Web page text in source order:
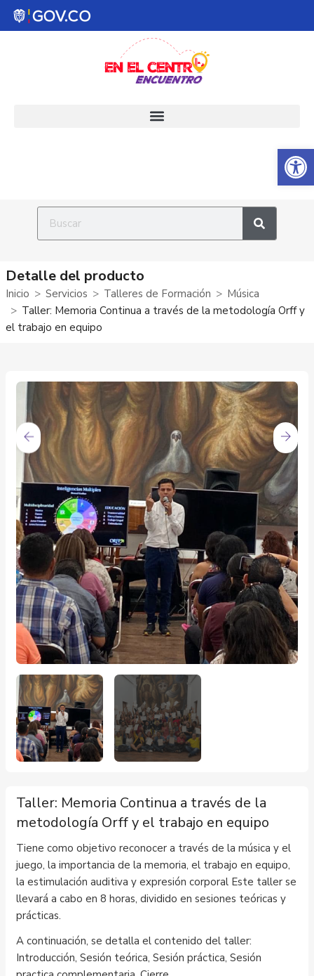
Abrir
Detalle del producto
Inicio Servicios Talleres de Formación
Música
Taller: Memoria Continua a través de la metodología Orff y
el trabajo en equipo
Taller: Memoria Continua a través de la
metodología Orff y el trabajo en equipo
Tiene como objetivo reconocer a través de la música y el
juego, la importancia de la memoria, el trabajo en equipo,
la estimulación auditiva y expresión corporal Este taller se
llevará a cabo en 8 horas, dividido en sesiones teóricas y
prácticas.
A continuación, se detalla el contenido del taller:
Introducción, Sesión teórica, Sesión práctica, Sesión